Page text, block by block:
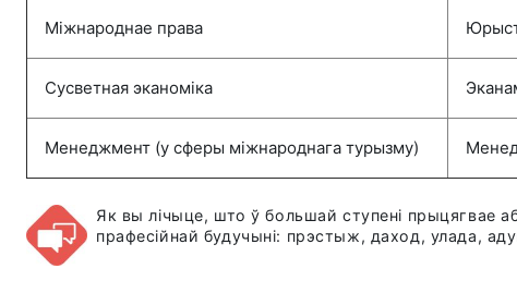
Міжнароднае права
Сусветная эканоміка
Менеджмент (у сферы міжнароднага турызму)
Як вы лічыце, што ў большай ступені прыцягвае
прафесійнай будучыні: прэстыж, даход, улада,